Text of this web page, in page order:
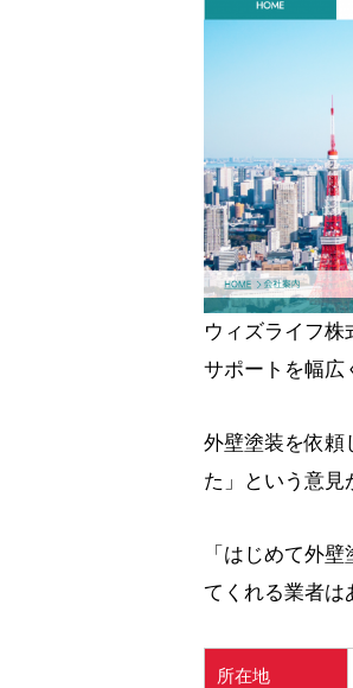
ウィズライフ
サポートを幅広
外壁塗装を依頼
た」という意見
「はじめて外
てくれる業者は
所在地